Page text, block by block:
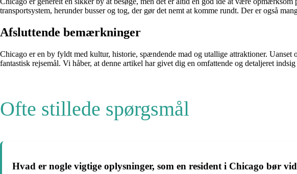
transportsystem, herunder busser og tog, der gør det nemt at komme rundt. Der er også
Afsluttende bemærkninger
Chicago er en by fyldt med kultur, historie, spændende mad og utallige attraktioner.
fantastisk rejsemål. Vi håber, at denne artikel har givet dig en omfattende og detaljeret
Ofte stillede spørgsmål
Hvad er nogle vigtige oplysninger, som en resident i Chicago bør